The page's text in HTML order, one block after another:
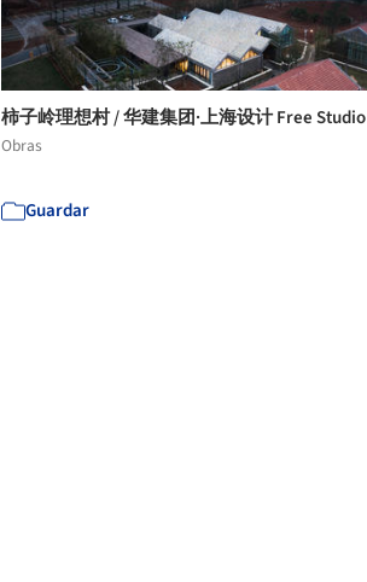
柿子岭理想村 / 华建集团·上海设计 Free Studio
Obras
Guardar